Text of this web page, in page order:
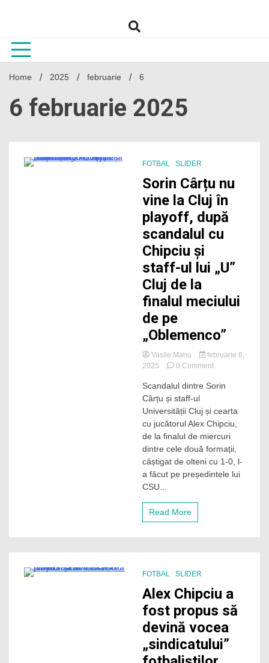
Home 2025 februarie 6
6 februarie 2025
FOTBAL SLIDER
Sorin Cârțu nu
vine la Cluj în
playoff, după
scandalul cu
Chipciu și
staff-ul lui „U”
Cluj de la
finalul meciului
de pe
„Oblemenco”
Vasile Manu
februarie 6,
2025
0 Commenton
Cârțu
vine
la
Cluj
în
playoff,
după
scandalul
finalul
meciului
de
pe
Scandalul dintre Sorin
Cârțu și staff-ul
Universității Cluj și cearta
cu jucătorul Alex Chipciu,
de la finalul de miercuri
dintre cele două formații,
câștigat de olteni cu 1-0, l-
a făcut pe președintele lui
CSU...
Read More
FOTBAL SLIDER
Alex Chipciu a
fost propus să
devină vocea
„sindicatului”